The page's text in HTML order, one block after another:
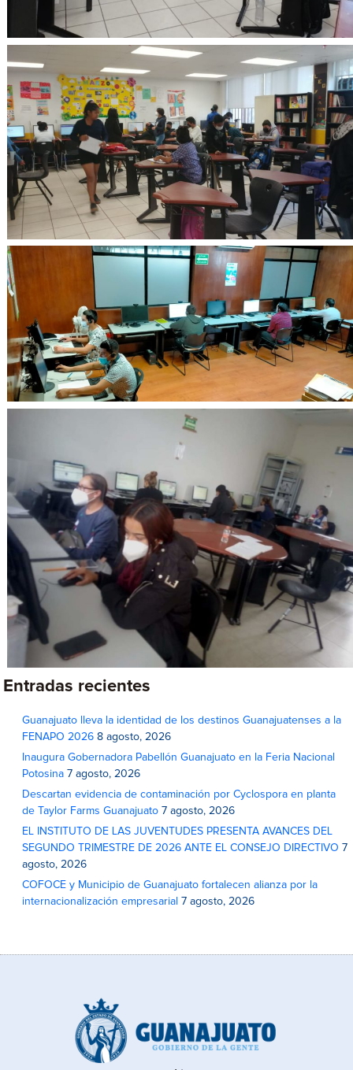
Entradas recientes
Guanajuato lleva la identidad de los destinos Guanajuatenses a la
FENAPO 2026 8 agosto, 2026
Inaugura Gobernadora Pabellón Guanajuato en la Feria Nacional
Potosina 7 agosto, 2026
Descartan evidencia de contaminación por Cyclospora en planta
de Taylor Farms Guanajuato 7 agosto, 2026
EL INSTITUTO DE LAS JUVENTUDES PRESENTA AVANCES DEL
SEGUNDO TRIMESTRE DE 2026 ANTE EL CONSEJO DIRECTIVO 7
agosto, 2026
COFOCE y Municipio de Guanajuato fortalecen alianza por la
internacionalización empresarial 7 agosto, 2026